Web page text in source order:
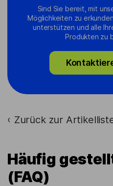
Sind Sie bereit, mit
Möglichkeiten zu
unterstützen und alle
Produkten zu
› Zurück zur
Häufig
(FAQ)